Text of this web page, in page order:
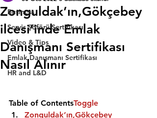
Business
Servis Şöförü Sertifikası
Video & Tips
Emlak Danışmanı Sertifikası
HR and L&D
Zonguldak’ın,Gökçebey
ilcesi’inde Emlak
Danışmanı Sertifikası
Nasıl Alınır
Table of ContentsToggle
Zonguldak’ın,Gökçebey